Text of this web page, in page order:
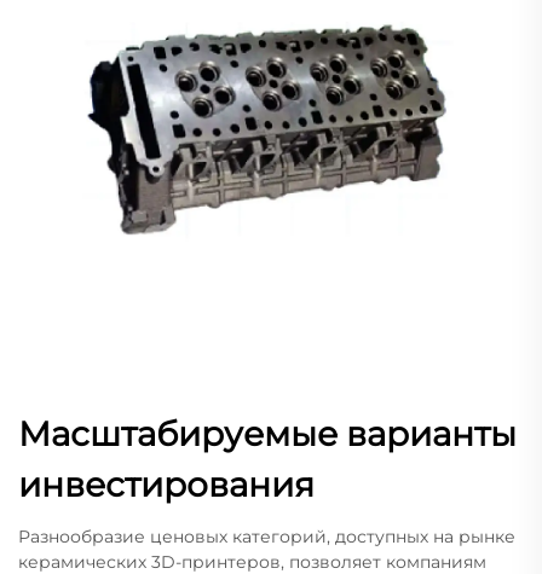
Масштабируемые варианты
инвестирования
Разнообразие ценовых категорий, доступных на рынке
керамических 3D-принтеров, позволяет компаниям